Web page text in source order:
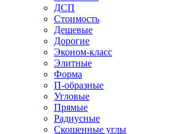
ДСП
Стоимость
Дешевые
Дорогие
Эконом-класс
Элитные
Форма
П-образные
Угловые
Прямые
Радиусные
Скошенные углы